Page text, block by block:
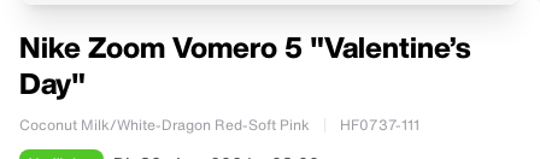
Nike Zoom Vomero 5 "Valentine’s
Day"
Coconut Milk/White-Dragon Red-Soft Pink HF0737-111